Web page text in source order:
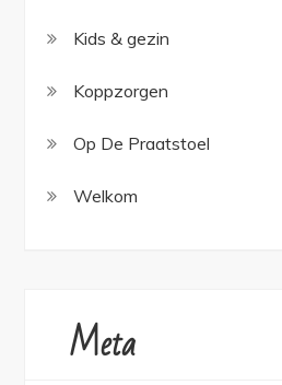
Kids & gezin
Koppzorgen
Op De Praatstoel
Welkom
Meta